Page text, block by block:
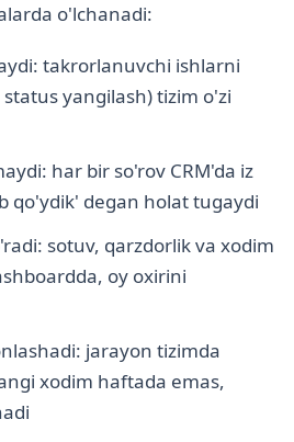
o'lchanadi:
takrorlanuvchi ishlarni
yangilash) tizim o'zi
har bir so'rov CRM'da iz
qo'ydik' degan holat tugaydi
sotuv, qarzdorlik va xodim
oy oxirini
jarayon tizimda
xodim haftada emas,